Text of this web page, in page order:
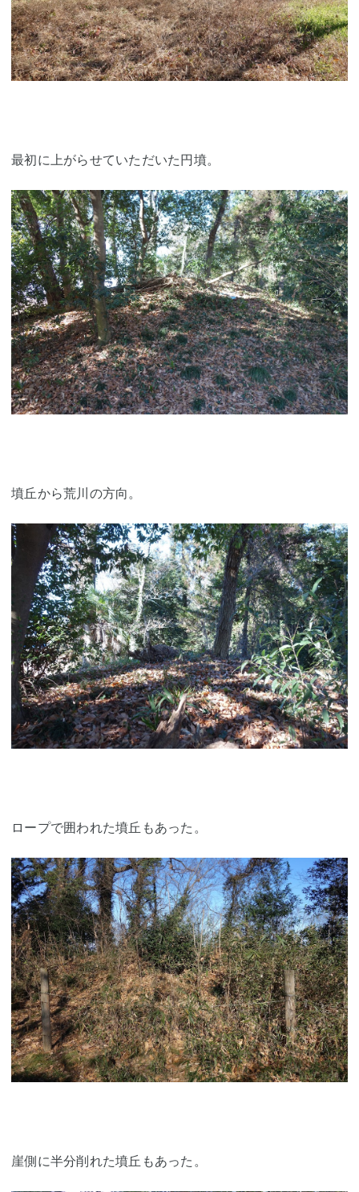
最初に上がらせていただいた円墳。
墳丘から荒川の方向。
ロープで囲われた墳丘もあった。
崖側に半分削れた墳丘もあった。